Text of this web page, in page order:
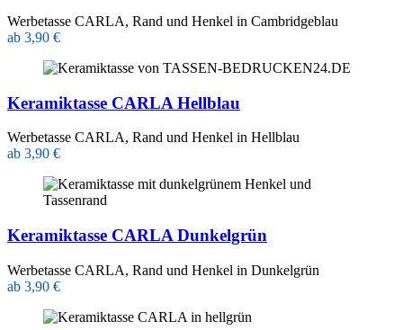
Werbetasse CARLA, Rand und Henkel in Cambridgeblau
ab 3,90 €
Keramiktasse CARLA Hellblau
Werbetasse CARLA, Rand und Henkel in Hellblau
ab 3,90 €
Keramiktasse CARLA Dunkelgrün
Werbetasse CARLA, Rand und Henkel in Dunkelgrün
ab 3,90 €